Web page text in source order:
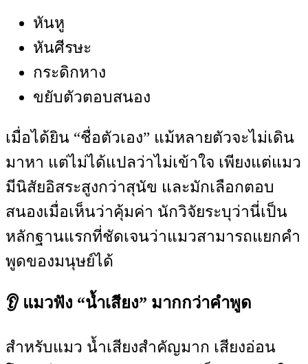
หันหู
หันศีรษะ
กระดิกหาง
ขยับตัวตอบสนอง
เมื่อได้ยิน “ชื่อตัวเอง” แม้หลายตัวจะไม่เดิน
มาหา แต่ไม่ได้แปลว่าไม่เข้าใจ เพียงแต่แมว
มีนิสัยอิสระสูงกว่าสุนัข และมักเลือกตอบ
สนองเมื่อเห็นว่าคุ้มค่า นักวิจัยระบุว่านี่เป็น
หลักฐานแรกที่ชัดเจนว่าแมวสามารถแยกคำ
พูดของมนุษย์ได้
👂 แมวฟัง “น้ำเสียง” มากกว่าคำพูด
สำหรับแมว น้ำเสียงสำคัญมาก เสียงอ่อน